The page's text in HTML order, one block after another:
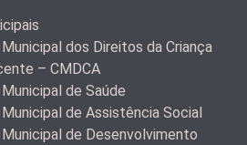
dos Direitos da Criança
– CMDCA
de Saúde
de Assistência Social
de Desenvolvimento